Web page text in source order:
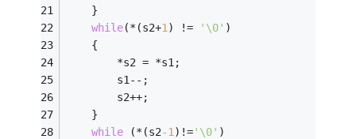
	}
while(*(s2+1 ) != '\0' )
	{
		*s2 = *s1;
		s1--;
		s2++;
	}
while (*(s2-1 )!='\0' )